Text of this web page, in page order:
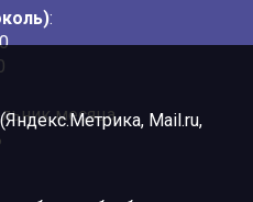
:
месяца
Mail.ru,